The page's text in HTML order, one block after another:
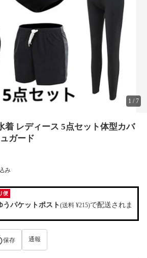
1 /7
着 レディース 5点セット体型カバ
ガード
み
便
うパケットポスト(送料 ¥215)で配送されま
保存 通報